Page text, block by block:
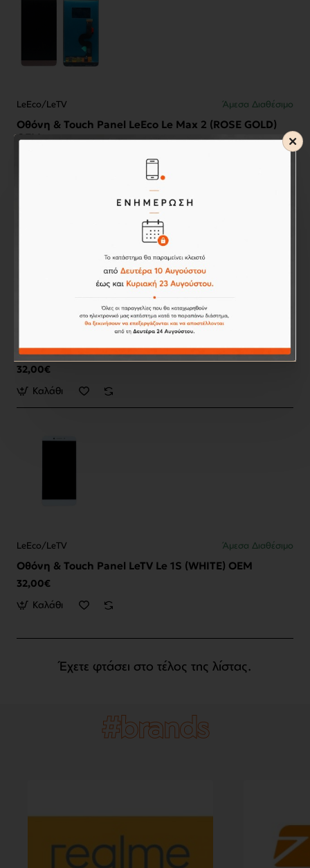
LeEco/LeTV Άμεσα Διαθέσιμο
Οθόνη & Touch Panel LeEco Le Max 2 (ROSE GOLD)
OEM
Οθόνη & Touch Panel LeTV / LeEco Le 1S (GOLD) OEM
32,00€
Καλάθι
LeEco/LeTV Άμεσα Διαθέσιμο
Οθόνη & Touch Panel LeTV Le 1S (WHITE) OEM
32,00€
Καλάθι
Έχετε φτάσει στο τέλος της λίστας.
#brands